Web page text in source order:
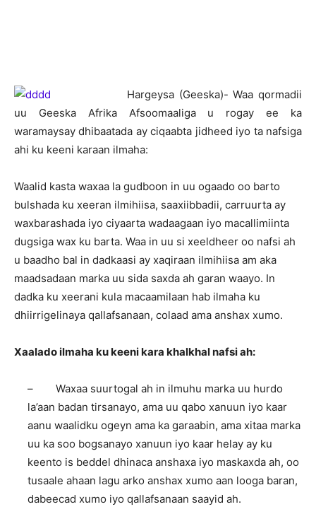
Hargeysa (Geeska)- Waa qormadii
uu Geeska Afrika Afsoomaaliga u rogay ee ka
waramaysay dhibaatada ay ciqaabta jidheed iyo ta nafsiga
ahi ku keeni karaan ilmaha:
Waalid kasta waxaa la gudboon in uu ogaado oo barto
bulshada ku xeeran ilmihiisa, saaxiibbadii, carruurta ay
waxbarashada iyo ciyaarta wadaagaan iyo macallimiinta
dugsiga wax ku barta. Waa in uu si xeeldheer oo nafsi ah
u baadho bal in dadkaasi ay xaqiraan ilmihiisa am aka
maadsadaan marka uu sida saxda ah garan waayo. In
dadka ku xeerani kula macaamilaan hab ilmaha ku
dhiirrigelinaya qallafsanaan, colaad ama anshax xumo.
Xaalado ilmaha ku keeni kara khalkhal nafsi ah:
– Waxaa suurtogal ah in ilmuhu marka uu hurdo
la’aan badan tirsanayo, ama uu qabo xanuun iyo kaar
aanu waalidku ogeyn ama ka garaabin, ama xitaa marka
uu ka soo bogsanayo xanuun iyo kaar helay ay ku
keento is beddel dhinaca anshaxa iyo maskaxda ah, oo
tusaale ahaan lagu arko anshax xumo aan looga baran,
dabeecad xumo iyo qallafsanaan saayid ah.